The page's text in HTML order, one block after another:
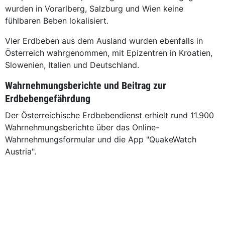
wurden in Vorarlberg, Salzburg und Wien keine
fühlbaren Beben lokalisiert.
Vier Erdbeben aus dem Ausland wurden ebenfalls in
Österreich wahrgenommen, mit Epizentren in Kroatien,
Slowenien, Italien und Deutschland.
Wahrnehmungsberichte und Beitrag zur
Erdbebengefährdung
Der Österreichische Erdbebendienst erhielt rund 11.900
Wahrnehmungsberichte über das Online-
Wahrnehmungsformular und die App "QuakeWatch
Austria".